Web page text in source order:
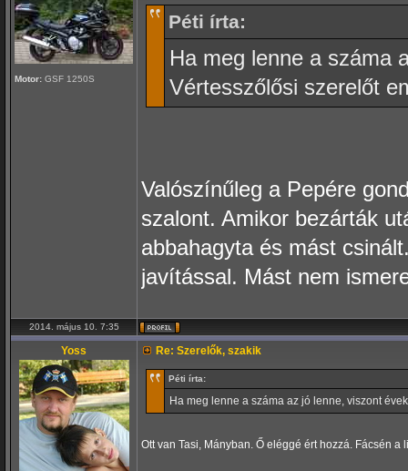
Motor: GSF 1250S
Péti írta:
Ha meg lenne a száma
Vértesszőlősi szerelőt
Valószínűleg a Pepére
szalont. Amikor bezárták
abbahagyta és mást
javítással. Mást nem
2014. május 10. 7:35
Yoss Re: Szerelők, szakik
Péti írta:
Ha meg lenne a száma az jó lenne, viszont
Ott van Tasi, Mányban. Ő eléggé ért hozzá. Fácsén a